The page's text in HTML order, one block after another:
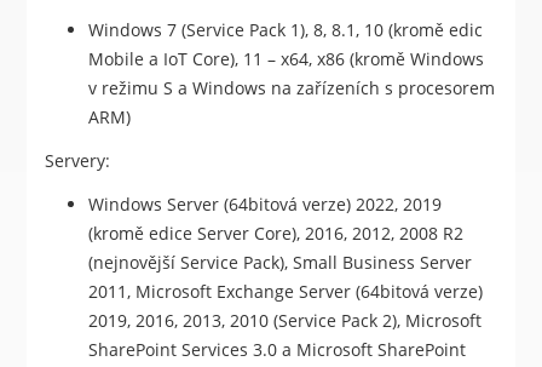
Windows 7 (Service Pack 1), 8, 8.1, 10 (kromě edic
Mobile a IoT Core), 11 – x64, x86 (kromě Windows
v režimu S a Windows na zařízeních s procesorem
ARM)
Servery:
Windows Server (64bitová verze) 2022, 2019
(kromě edice Server Core), 2016, 2012, 2008 R2
(nejnovější Service Pack), Small Business Server
2011, Microsoft Exchange Server (64bitová verze)
2019, 2016, 2013, 2010 (Service Pack 2), Microsoft
SharePoint Services 3.0 a Microsoft SharePoint